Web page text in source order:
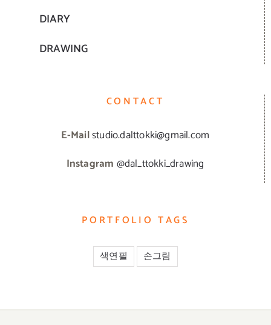
DIARY
DRAWING
CONTACT
E-Mailstudio.dalttokki@gmail.com
Instagram @dal_ttokki_drawing
PORTFOLIO TAGS
색연필 손그림